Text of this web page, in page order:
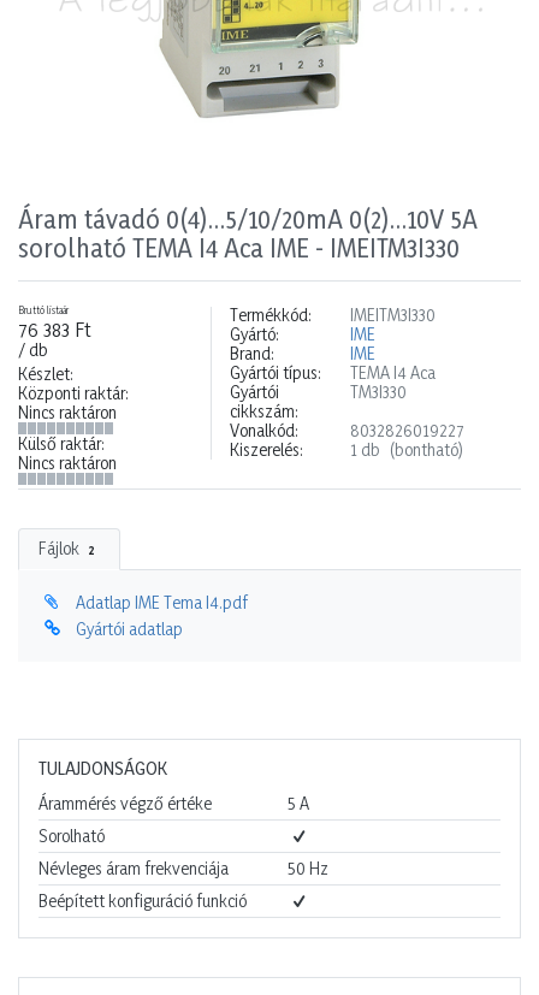
Áram távadó 0(4)…5/10/20mA 0(2)…10V 5A
sorolható TEMA I4 Aca IME - IMEITM3I330
Bruttó listaár
76 383 Ft
/ db
Készlet:
Központi raktár:
Nincs raktáron
Külső raktár:
Nincs raktáron
Termékkód:
IMEITM3I330
Gyártó:
IME
Brand:
IME
Gyártói típus:
TEMA I4 Aca
Gyártói
cikkszám:
TM3I330
Vonalkód:
8032826019227
Kiszerelés:
1 db (bontható)
Fájlok 2
Adatlap IME Tema I4.pdf
Gyártói adatlap
TULAJDONSÁGOK
Árammérés végző értéke
5 A
Sorolható
Névleges áram frekvenciája
50 Hz
Beépített konfiguráció funkció